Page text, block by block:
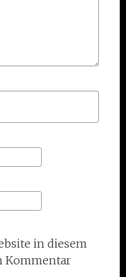
in diesem
Kommentar